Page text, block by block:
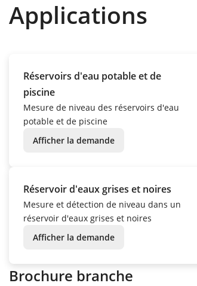
Applications
Réservoirs d'eau potable et de
piscine
Mesure de niveau des réservoirs d'eau
potable et de piscine
Afficher la demande
Réservoir d'eaux grises et noires
Mesure et détection de niveau dans un
réservoir d'eaux grises et noires
Afficher la demande
Brochure branche